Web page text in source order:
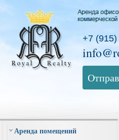
+7 (915)
Аренда помещений